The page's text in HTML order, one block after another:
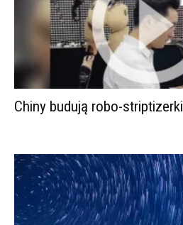
Chiny budują robo-striptizerki